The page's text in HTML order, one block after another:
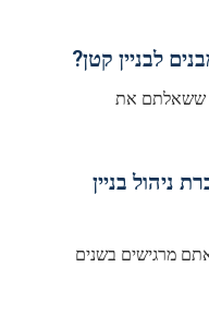
לבניין קטן?
ששאלתם את
ניהול בניין
מרגישים בשנים